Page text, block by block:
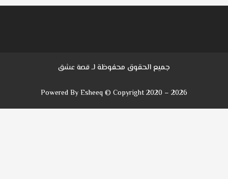
جميع الحقوق محفوظة لـقصة عشق
Powered By Esheeq © Copyright 2020 – 2026